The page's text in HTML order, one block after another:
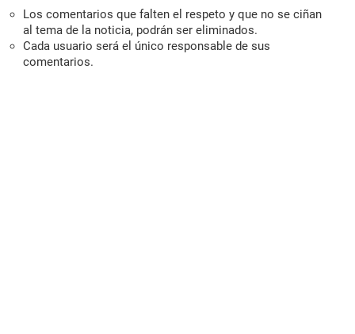
Los comentarios que falten el respeto y que no se ciñan
al tema de la noticia, podrán ser eliminados.
Cada usuario será el único responsable de sus
comentarios.